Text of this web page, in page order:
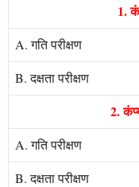
1.
A. गति परीक्षण
B. दक्षता परीक्षण
2.
A. गति परीक्षण
B. दक्षता परीक्षण